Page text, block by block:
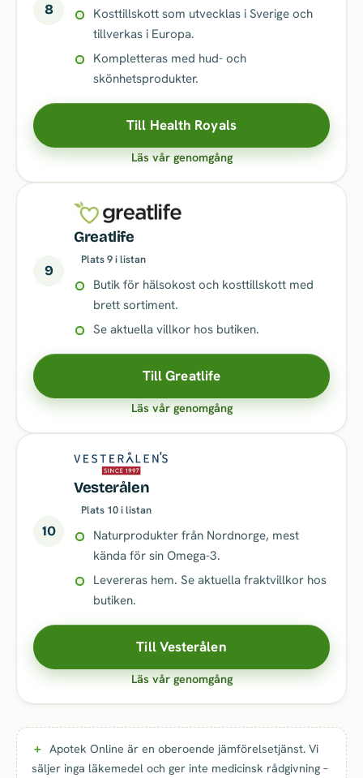
8
Kosttillskott som utvecklas i Sverige och
tillverkas i Europa.
Kompletteras med hud- och
skönhetsprodukter.
Till Health Royals
Läs vår genomgång
9
Greatlife
Plats 9 i listan
Butik för hälsokost och kosttillskott med
brett sortiment.
Se aktuella villkor hos butiken.
Till Greatlife
Läs vår genomgång
10
Vesterålen
Plats 10 i listan
Naturprodukter från Nordnorge, mest
kända för sin Omega-3.
Levereras hem. Se aktuella fraktvillkor hos
butiken.
Till Vesterålen
Läs vår genomgång
Apotek Online är en oberoende jämförelsetjänst. Vi
säljer inga läkemedel och ger inte medicinsk rådgivning –